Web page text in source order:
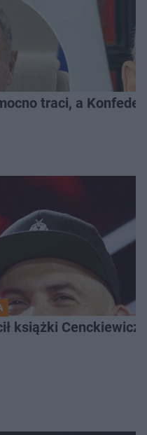
traci, a
książki